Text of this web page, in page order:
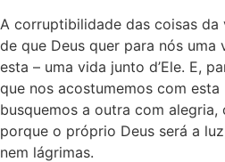
A corruptibilidade das coisas
de que Deus quer para nós
esta – uma vida junto d’Ele. E,
que nos acostumemos com
busquemos a outra com alegria,
porque o próprio Deus será a
nem lágrimas.